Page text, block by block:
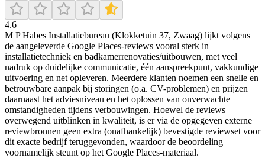
4.6
M P Habes Installatiebureau (Klokketuin 37, Zwaag) lijkt volgens
de aangeleverde Google Places-reviews vooral sterk in
installatietechniek en badkamerrenovaties/uitbouwen, met veel
nadruk op duidelijke communicatie, één aanspreekpunt, vakkundige
uitvoering en net opleveren. Meerdere klanten noemen een snelle en
betrouwbare aanpak bij storingen (o.a. CV-problemen) en prijzen
daarnaast het adviesniveau en het oplossen van onverwachte
omstandigheden tijdens verbouwingen. Hoewel de reviews
overwegend uitblinken in kwaliteit, is er via de opgegeven externe
reviewbronnen geen extra (onafhankelijk) bevestigde reviewset voor
dit exacte bedrijf teruggevonden, waardoor de beoordeling
voornamelijk steunt op het Google Places-materiaal.